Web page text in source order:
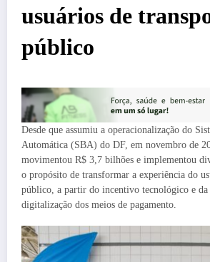
usuários de
público
Desde que assumiu a operacionalização do
Automática (SBA) do DF, em novembro de
movimentou R$ 3,7 bilhões e implementou
o propósito de transformar a experiência do
público, a partir do incentivo tecnológico e
digitalização dos meios de pagamento.